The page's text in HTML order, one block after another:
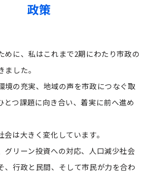
政策
めに、私はこれまで2期にわたり市政の
した。
境の充実、地域の声を市政につなぐ取
とつ課題に向き合い、着実に前へ進め
会は大きく変化しています。
グリーン投資への対応、人口減少社会
行政と民間、そして市民が力を合わ